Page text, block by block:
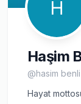
H
Haşim
@hasim benli
Hayat